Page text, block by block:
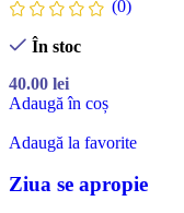
(0)
În stoc
40.00 lei
Adaugă în coș
Adaugă la favorite
Ziua se apropie